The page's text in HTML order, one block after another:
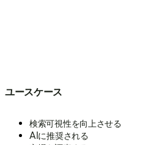
ユースケース
検索可視性を向上させる
AIに推奨される